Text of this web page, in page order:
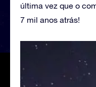
última vez que o
7 mil anos atrás!